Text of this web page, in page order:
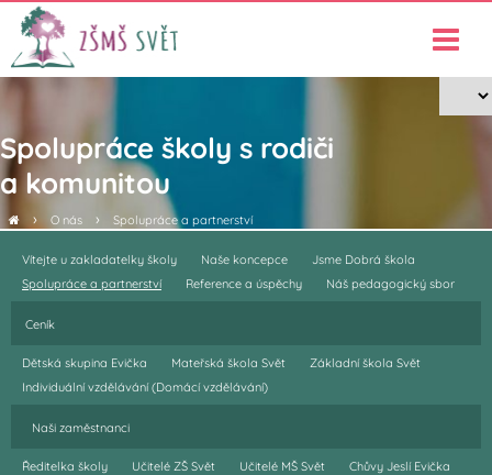
Spolupráce školy s rodiči
a komunitou
› O nás › Spolupráce a partnerství
Vítejte u zakladatelky školy Naše koncepce
Jsme Dobrá škola
Spolupráce a partnerství
Reference a úspěchy Náš pedagogický sbor
Ceník
Dětská skupina Evička Mateřská škola Svět
Základní škola Svět
Individuální vzdělávání (Domácí vzdělávání)
Naši zaměstnanci
Ředitelka školy Učitelé ZŠ Svět Učitelé MŠ Svět
Chůvy Jeslí Evička